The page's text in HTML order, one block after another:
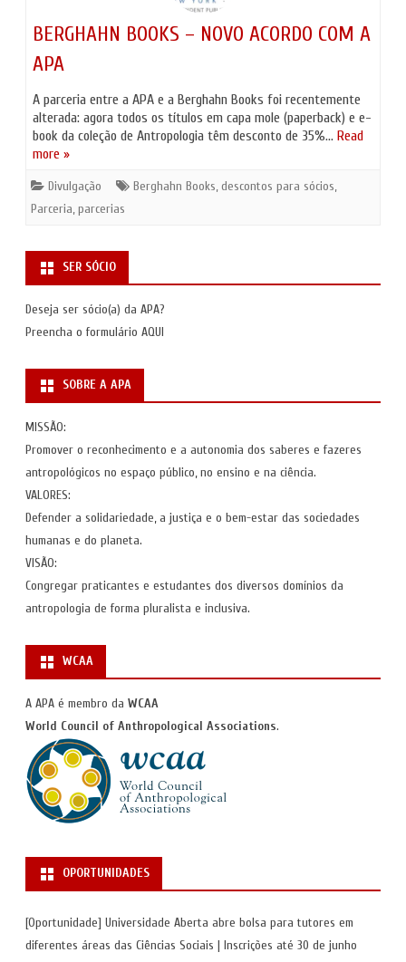
BERGHAHN BOOKS – NOVO ACORDO COM A
APA
A parceria entre a APA e a Berghahn Books foi recentemente
alterada: agora todos os títulos em capa mole (paperback) e e-
book da coleção de Antropologia têm desconto de 35%… Read
more »
Divulgação Berghahn Books,descontos para sócios,
Parceria,parcerias
SER SÓCIO
Deseja ser sócio(a) da APA?
Preencha o formulário AQUI
SOBRE A APA
MISSÃO:
Promover o reconhecimento e a autonomia dos saberes e fazeres
antropológicos no espaço público, no ensino e na ciência.
VALORES:
Defender a solidariedade, a justiça e o bem-estar das sociedades
humanas e do planeta.
VISÃO:
Congregar praticantes e estudantes dos diversos domínios da
antropologia de forma pluralista e inclusiva.
WCAA
A APA é membro da WCAA
World Council of Anthropological Associations.
OPORTUNIDADES
[Oportunidade] Universidade Aberta abre bolsa para tutores em
diferentes áreas das Ciências Sociais | Inscrições até 30 de junho